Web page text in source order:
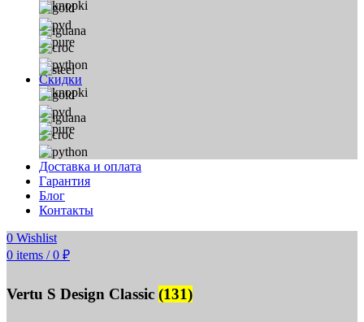
Скидки
Доставка и оплата
Гарантия
Блог
Контакты
0 Wishlist
0 items / 0 ₽
Vertu S Design Classic (131)